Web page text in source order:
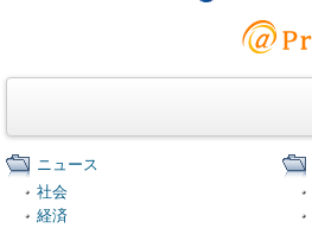
ニュース
社会
経済